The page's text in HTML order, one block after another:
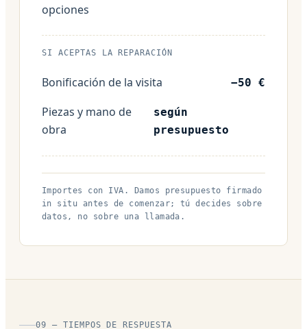
opciones
SI ACEPTAS LA REPARACIÓN
Bonificación de la visita −50 €
Piezas y mano de
obra
según
presupuesto
Importes con IVA. Damos presupuesto firmado
in situ antes de comenzar; tú decides sobre
datos, no sobre una llamada.
09 — TIEMPOS DE RESPUESTA